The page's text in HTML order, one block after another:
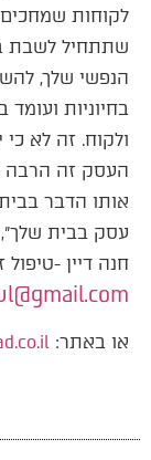
לקוחות
שתתחיל לשבת
הנפשי שלך,
בחיוניות
ולקוח. זה לא
העסק זה הרבה
אותו הדבר
עסק בבית שלך״,
חנה דיין -טיפול
או באתר: